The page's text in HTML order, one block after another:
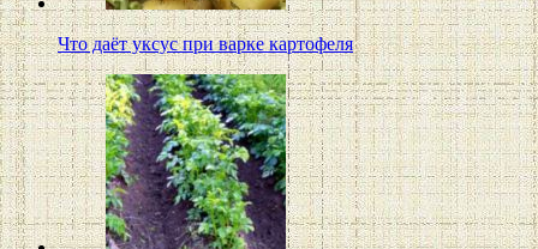
Что даёт уксус при варке картофеля